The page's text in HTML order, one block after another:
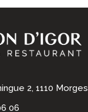
2, 1110 Morges
06